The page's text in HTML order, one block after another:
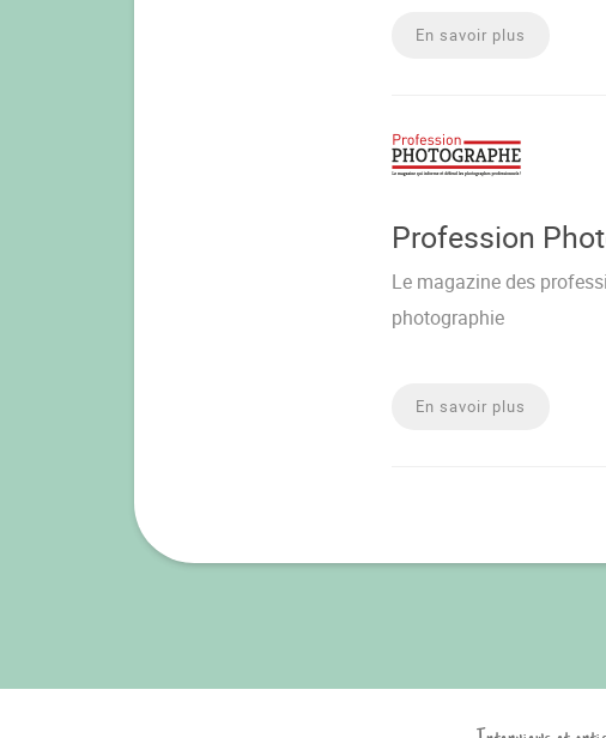
En savoir plus
Profession
Le magazine des
photographie
En savoir plus